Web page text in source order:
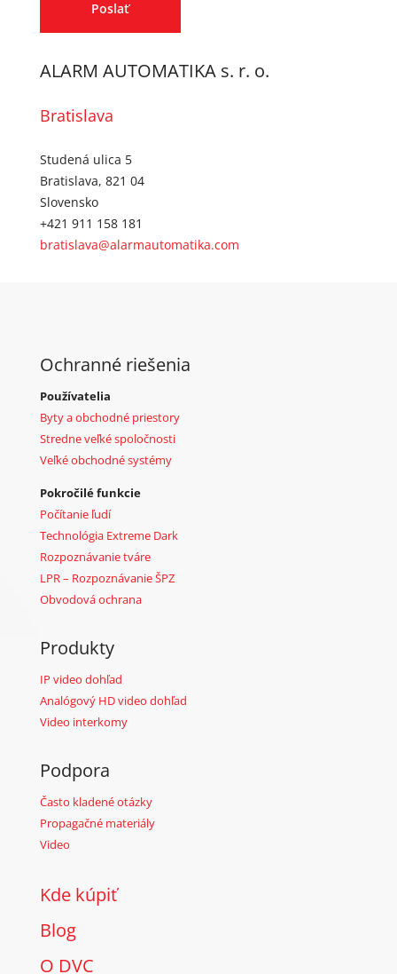
ALARM AUTOMATIKA s. r. o.
Bratislava
Studená ulica 5
Bratislava, 821 04
Slovensko
+421 911 158 181
bratislava@alarmautomatika.com
Ochranné riešenia
Používatelia
Byty a obchodné priestory
Stredne veľké spoločnosti
Veľké obchodné systémy
Pokročilé funkcie
Počítanie ľudí
Technológia Extreme Dark
Rozpoznávanie tváre
LPR – Rozpoznávanie ŠPZ
Obvodová ochrana
Produkty
IP video dohľad
Analógový HD video dohľad
Video interkomy
Podpora
Často kladené otázky
Propagačné materiály
Video
Kde kúpiť
Blog
O DVC